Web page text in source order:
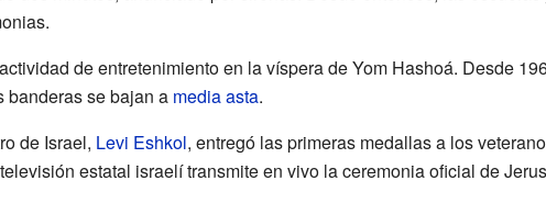
de entretenimiento en la víspera de Yom Hashoá. Desde
banderas se bajan a media asta.
de Israel, Levi Eshkol, entregó las primeras medallas a los
estatal israelí transmite en vivo la ceremonia oficial de